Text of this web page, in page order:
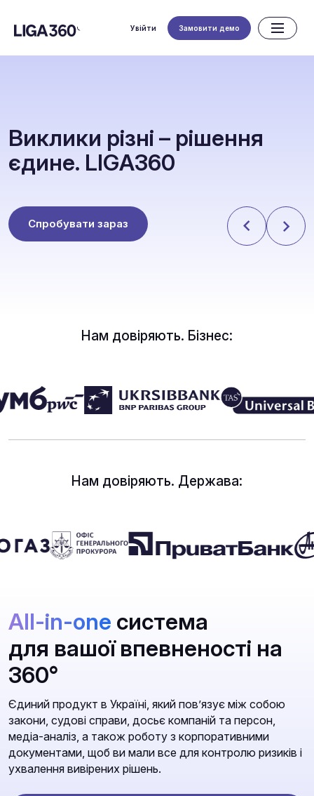
Увійти Замовити демо
Виклики різні – рішення
єдине. LIGA360
Спробувати зараз
Нам довіряють. Бізнес:
Нам довіряють. Держава:
All-in-one система
для вашої впевненості на
360°
Єдиний продукт в Україні, який повʼязує між собою
закони, судові справи, досьє компаній та персон,
медіа-аналіз, а також роботу з корпоративними
документами, щоб ви мали все для контролю ризиків і
ухвалення вивірених рішень.